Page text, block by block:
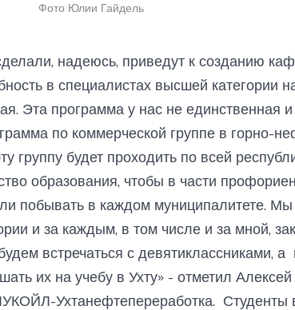
Фото Юлии Гайдель
надеюсь, приведут к созданию
в специалистах высшей категории
Эта программа у нас не единственная
по коммерческой группе в горно-
группу будет проходить по всей
образования, чтобы в части
побывать в каждом муниципалитете.
и за каждым, в том числе и за мной,
встречаться с девятиклассниками, а
их на учебу в Ухту» - отметил
Ухтанефтепереработка. Студенты